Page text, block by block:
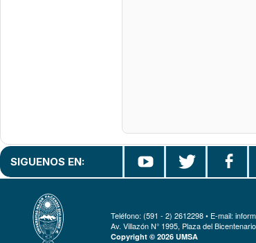
SIGUENOS EN:
Teléfono: (591 - 2) 2612298 • E-mail:
Av. Villazón N° 1995, Plaza del
Copyright © 2026 UMSA